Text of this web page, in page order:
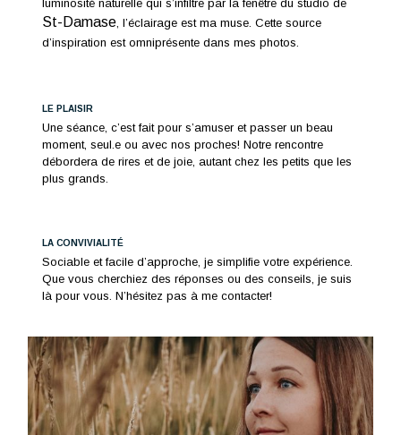
luminosité naturelle qui s’infiltre par la fenêtre du studio de
St-Damase , l’éclairage est ma muse. Cette source
d’inspiration est omniprésente dans mes photos.
LE PLAISIR
Une séance, c’est fait pour s’amuser et passer un beau
moment, seul.e ou avec nos proches! Notre rencontre
débordera de rires et de joie, autant chez les petits que les
plus grands.
LA CONVIVIALITÉ
Sociable et facile d’approche, je simplifie votre expérience.
Que vous cherchiez des réponses ou des conseils, je suis
là pour vous. N’hésitez pas à me contacter!